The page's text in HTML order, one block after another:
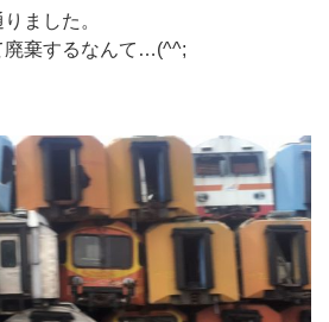
ました。
廃棄するなんて…(^^;